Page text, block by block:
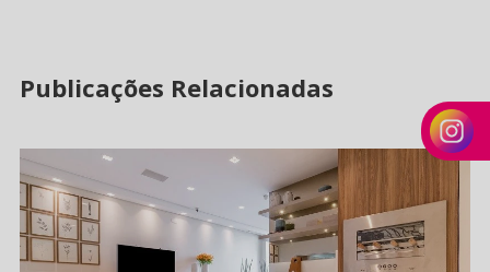
Publicações Relacionadas